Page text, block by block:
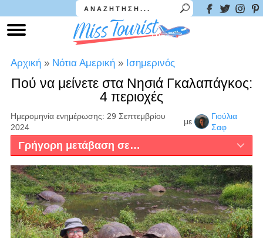
Αρχική » Νότια Αμερική » Ισημερινός
Πού να μείνετε στα Νησιά Γκαλαπάγκος:
4 περιοχές
Ημερομηνία ενημέρωσης: 29 Σεπτεμβρίου
2024
με
Γιούλια
Σαφ
Γρήγορη μετάβαση σε…